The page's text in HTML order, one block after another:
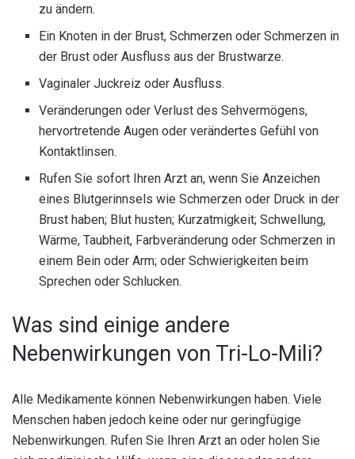
zu ändern.
Ein Knoten in der Brust, Schmerzen oder Schmerzen in
der Brust oder Ausfluss aus der Brustwarze.
Vaginaler Juckreiz oder Ausfluss.
Veränderungen oder Verlust des Sehvermögens,
hervortretende Augen oder verändertes Gefühl von
Kontaktlinsen.
Rufen Sie sofort Ihren Arzt an, wenn Sie Anzeichen
eines Blutgerinnsels wie Schmerzen oder Druck in der
Brust haben; Blut husten; Kurzatmigkeit; Schwellung,
Wärme, Taubheit, Farbveränderung oder Schmerzen in
einem Bein oder Arm; oder Schwierigkeiten beim
Sprechen oder Schlucken.
Was sind einige andere
Nebenwirkungen von Tri-Lo-Mili?
Alle Medikamente können Nebenwirkungen haben. Viele
Menschen haben jedoch keine oder nur geringfügige
Nebenwirkungen. Rufen Sie Ihren Arzt an oder holen Sie